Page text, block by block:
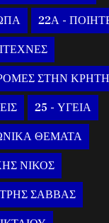
22Α -
ΣΤΗΝ ΚΡΗΤΗ
25 - ΥΓΕΙΑ
ΘΕΜΑΤΑ
ΝΙΚΟΣ
ΣΑΒΒΑΣ